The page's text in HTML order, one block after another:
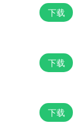
下载
下载
下载